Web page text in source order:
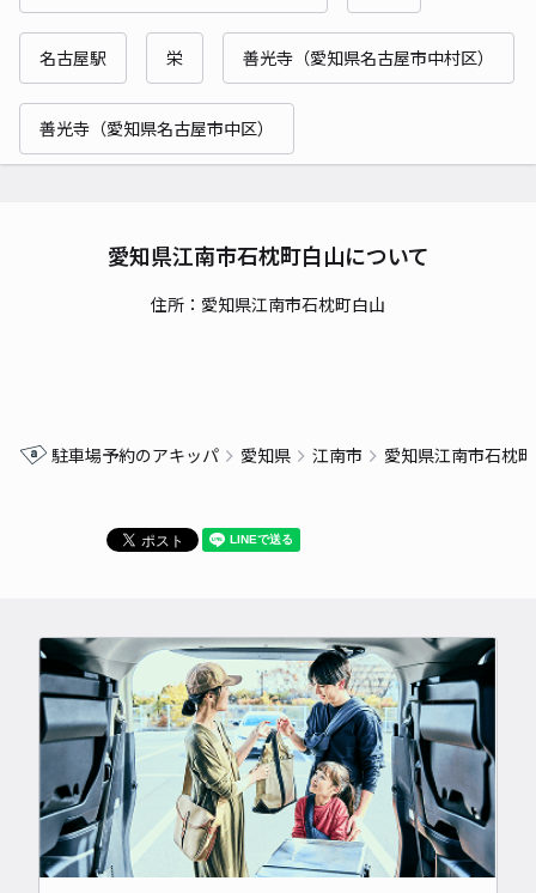
名古屋駅 栄 善光寺（愛知県名古屋市中村区）
善光寺（愛知県名古屋市中区）
愛知県江南市石枕町白山について
住所：愛知県江南市石枕町白山
駐車場予約のアキッパ 愛知県 江南市 愛知県江南市石枕